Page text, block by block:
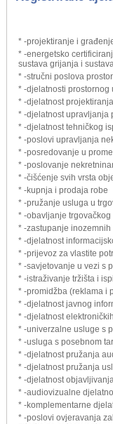
* -projektiranje i
* -energetsko
sustava grijanja i
* -stručni poslova
* -djelatnosti prostornog
* -djelatnost
* -djelatnost upravljanja
* -djelatnost tehničkog
* -poslovi upravljanja
* -posredovanje u
* -poslovanje
* -čišćenje svih vrsta
* -kupnja i prodaja robe
* -pružanje usluga u
* -obavljanje
* -zastupanje inozemnih
* -djelatnost
* -prijevoz za vlastite
* -savjetovanje u vezi s
* -istraživanje tržišta i
* -promidžba (reklama i
* -djelatnost javnog
* -djelatnost
* -univerzalne usluge s
* -usluga s posebnom
* -djelatnost pružanja
* -djelatnost pružanja
* -djelatnost
* -audiovizualne
* -komplementarne
* -poslovi ovjeravanja